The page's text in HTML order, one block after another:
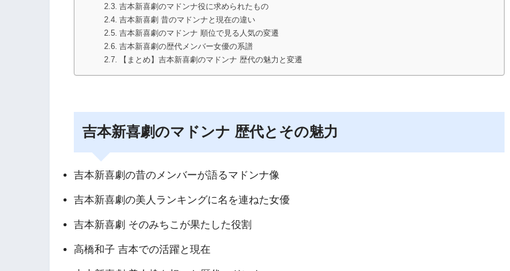
吉本新喜劇のマドンナ役に求められたもの
吉本新喜劇 昔のマドンナと現在の違い
吉本新喜劇のマドンナ 順位で見る人気の変遷
吉本新喜劇の歴代メンバー女優の系譜
【まとめ】吉本新喜劇のマドンナ 歴代の魅力と変遷
吉本新喜劇のマドンナ 歴代とその魅力
吉本新喜劇の昔のメンバーが語るマドンナ像
吉本新喜劇の美人ランキングに名を連ねた女優
吉本新喜劇 そのみちこが果たした役割
高橋和子 吉本での活躍と現在